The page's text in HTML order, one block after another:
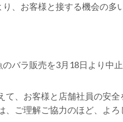
、お客様と接する機会の多
バラ販売を3月18日より中止
、お客様と店舗社員の安
ご理解ご協力のほど、よろ